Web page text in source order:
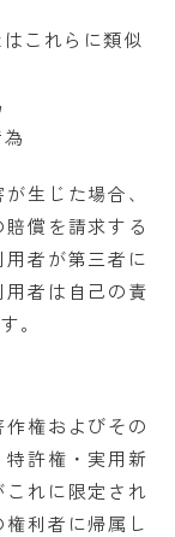
これらに類似
生じた場合、
償を請求する
者が第三者に
者は自己の責
。
権およびその
許権・実用新
れに限定され
利者に帰属し